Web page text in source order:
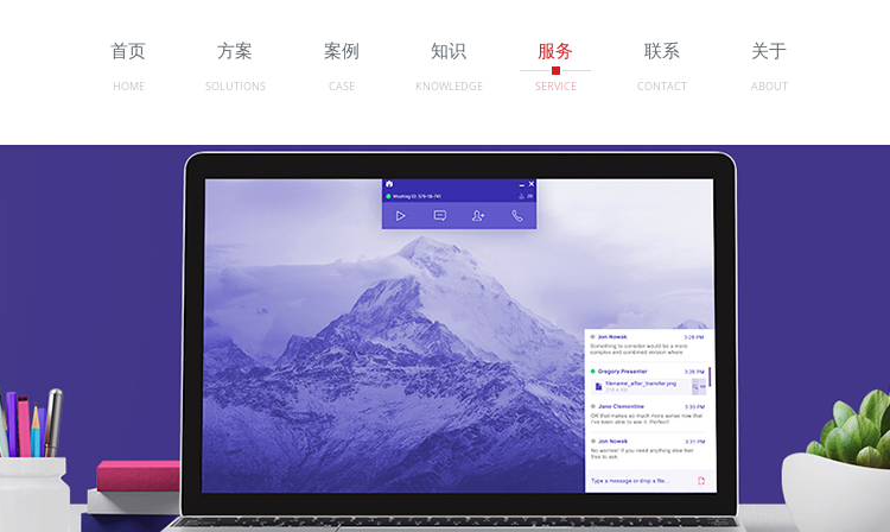
首页
HOME
方案
SOLUTIONS
案例
CASE
知识
KNOWLEDGE
服务
SERVICE
联系
CONTACT
关于
ABOUT